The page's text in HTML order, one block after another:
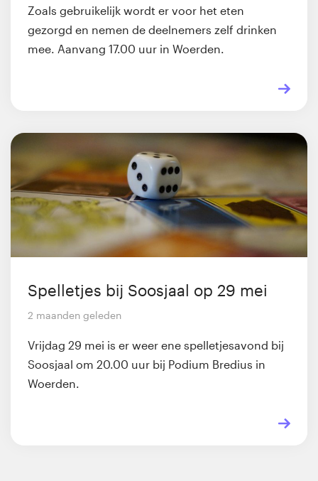
Zoals gebruikelijk wordt er voor het eten
gezorgd en nemen de deelnemers zelf drinken
mee. Aanvang 17.00 uur in Woerden.
Spelletjes bij Soosjaal op 29 mei
2 maanden geleden
Vrijdag 29 mei is er weer ene spelletjesavond bij
Soosjaal om 20.00 uur bij Podium Bredius in
Woerden.